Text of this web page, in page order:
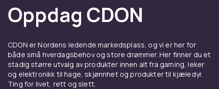
Oppdag CDON
CDON er Nordens ledende markedsplass, og vi er her for
både små hverdagsbehov og store drømmer. Her finner du et
stadig større utvalg av produkter innen alt fra gaming, leker
og elektronikk til hage, skjønnhet og produkter til kjæledyr.
Ting for livet, rett og slett.